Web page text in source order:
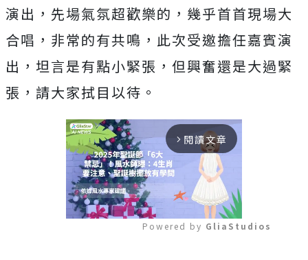
演出， 先場氣氛超歡樂的，幾乎首首現場大
合唱，非常的有共鳴， 此次受邀擔任嘉賓演
出，坦言是有點小緊張，但興奮還是大過緊
張， 請大家拭目以待。
arrow_forward_ios 閱讀文章
Powered by GliaStudios